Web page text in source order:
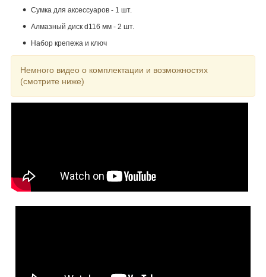
Сумка для аксессуаров - 1 шт.
Алмазный диск d116 мм - 2 шт.
Набор крепежа и ключ
Немного видео о комплектации и возможностях
(смотрите ниже)